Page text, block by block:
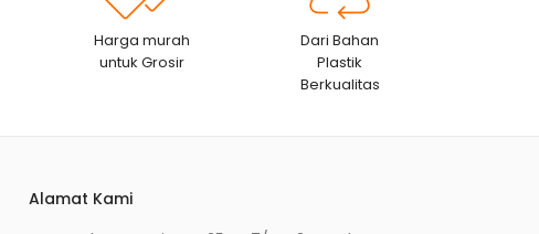
Harga murah
untuk Grosir
Dari Bahan
Plastik
Berkualitas
Alamat Kami